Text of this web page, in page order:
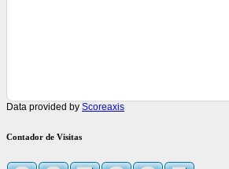
Data provided by Scoreaxis
Contador de Visitas